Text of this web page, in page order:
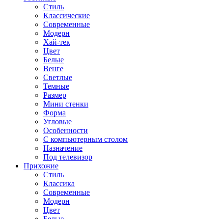
Стиль
Классические
Современные
Модерн
Хай-тек
Цвет
Белые
Венге
Светлые
Темные
Размер
Мини стенки
Форма
Угловые
Особенности
С компьютерным столом
Назначение
Под телевизор
Прихожие
Стиль
Классика
Современные
Модерн
Цвет